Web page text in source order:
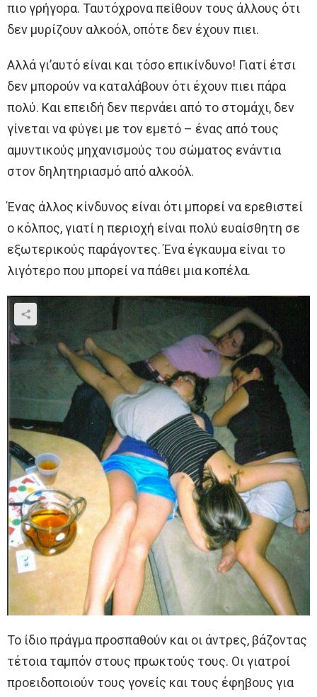
πιο γρήγορα. Ταυτόχρονα πείθουν τους άλλους ότι
δεν μυρίζουν αλκοόλ, οπότε δεν έχουν πιει.
Αλλά γι’αυτό είναι και τόσο επικίνδυνο! Γιατί έτσι
δεν μπορούν να καταλάβουν ότι έχουν πιει πάρα
πολύ. Και επειδή δεν περνάει από το στομάχι, δεν
γίνεται να φύγει με τον εμετό – ένας από τους
αμυντικούς μηχανισμούς του σώματος ενάντια
στον δηλητηριασμό από αλκοόλ.
Ένας άλλος κίνδυνος είναι ότι μπορεί να ερεθιστεί
ο κόλπος, γιατί η περιοχή είναι πολύ ευαίσθητη σε
εξωτερικούς παράγοντες. Ένα έγκαυμα είναι το
λιγότερο που μπορεί να πάθει μια κοπέλα.
Το ίδιο πράγμα προσπαθούν και οι άντρες, βάζοντας
τέτοια ταμπόν στους πpωκτούς τους. Οι γιατροί
προειδοποιούν τους γονείς και τους έφηβους για